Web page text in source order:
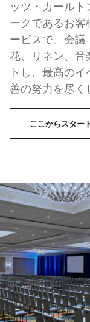
ッツ・カール
ークであるお客
ービスで、会議
花、リネン、音
トし、最高の
善の努力を尽く
ここからスター